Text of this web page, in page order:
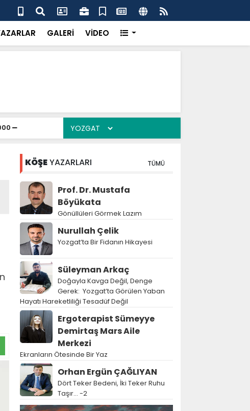
Gürlek’ten “Tek Çatı” mesajı
GALERİ VİDEO
KÖŞEYAZARLARI TÜMÜ
Prof. Dr. Mustafa
Böyükata
Gönüllüleri Görmek Lazım
Nurullah Çelik
Yozgat’ta Bir Fidanın Hikayesi
Süleyman Arkaç
Doğayla Kavga Değil, Denge
Gerek: Yozgat’ta Görülen Yaban
Hayatı Hareketliliği Tesadüf Değil
Ergoterapist Sümeyye
Demirtaş Mars Aile
Merkezi
Ekranların Ötesinde Bir Yaz
Orhan Ergün ÇAĞLIYAN
Dört Teker Bedeni, İki Teker Ruhu
Taşır… -2